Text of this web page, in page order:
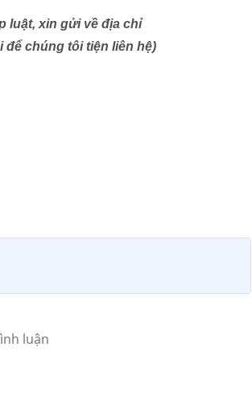
luật, xin gửi về địa chỉ
để chúng tôi tiện liên hệ)